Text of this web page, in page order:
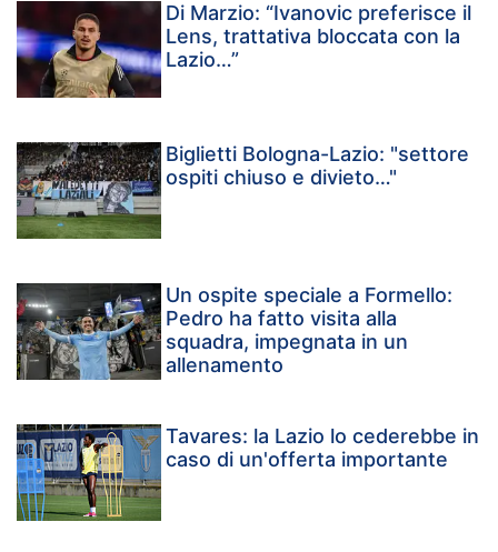
Di Marzio: “Ivanovic preferisce il
Lens, trattativa bloccata con la
Lazio…”
Biglietti Bologna-Lazio: "settore
ospiti chiuso e divieto…"
Un ospite speciale a Formello:
Pedro ha fatto visita alla
squadra, impegnata in un
allenamento
Tavares: la Lazio lo cederebbe in
caso di un'offerta importante